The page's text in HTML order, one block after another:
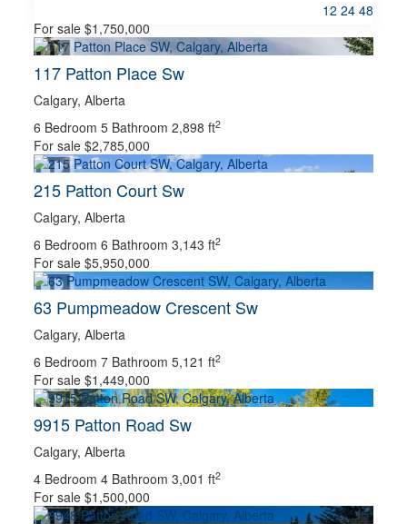
12 24 48
BUSINESS TYPE
TRANSACTION TYPE
BUILDING TYPE
CONSTRUCTION STYLE
BEDROOMS
BATHROOMS
PRICE
CITY
For sale $1,750,000
117 Patton Place Sw
Calgary, Alberta
6 Bedroom 5 Bathroom 2,898 ft2
For sale $2,785,000
215 Patton Court Sw
Calgary, Alberta
6 Bedroom 6 Bathroom 3,143 ft2
For sale $5,950,000
63 Pumpmeadow Crescent Sw
Calgary, Alberta
6 Bedroom 7 Bathroom 5,121 ft2
For sale $1,449,000
9915 Patton Road Sw
Calgary, Alberta
4 Bedroom 4 Bathroom 3,001 ft2
For sale $1,500,000